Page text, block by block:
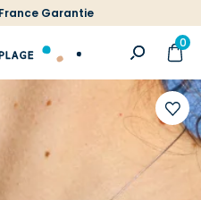
Garantie
0
à